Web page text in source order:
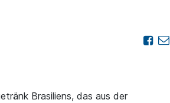
Brasiliens, das aus der